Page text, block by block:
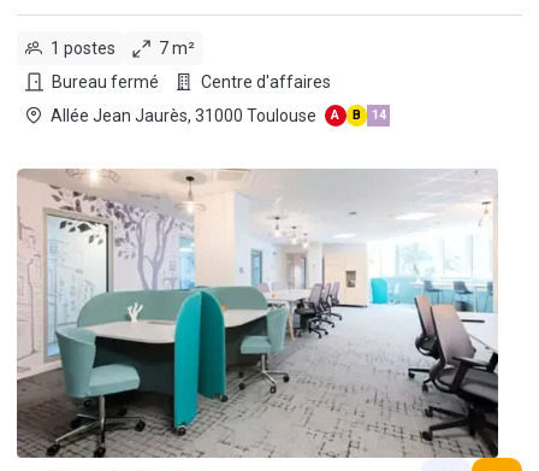
1 postes
7 m²
Bureau fermé
Centre d'affaires
Allée Jean Jaurès, 31000 Toulouse
A B 14